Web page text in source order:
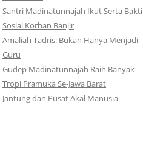
Santri Madinatunnajah Ikut Serta Bakti
Sosial Korban Banjir
Amaliah Tadris: Bukan Hanya Menjadi
Guru
Gudep Madinatunnajah Raih Banyak
Tropi Pramuka Se-Jawa Barat
Jantung dan Pusat Akal Manusia